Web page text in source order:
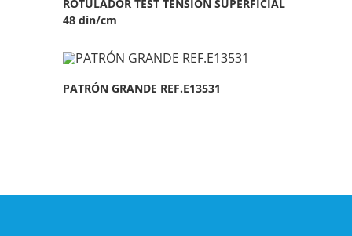
ROTULADOR TEST TENSION SUPERFICIAL
48 din/cm
PATRÓN GRANDE REF.E13531